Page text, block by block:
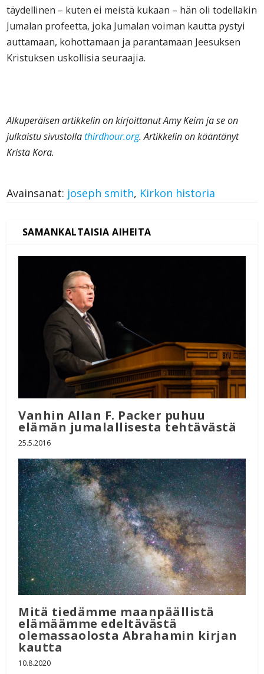
täydellinen – kuten ei meistä kukaan – hän oli todellakin
Jumalan profeetta, joka Jumalan voiman kautta pystyi
auttamaan, kohottamaan ja parantamaan Jeesuksen
Kristuksen uskollisia seuraajia.
Alkuperäisen artikkelin on kirjoittanut Amy Keim ja se on
julkaistu sivustollathirdhour.org. Artikkelin on kääntänyt
Krista Kora.
Avainsanat: joseph smith, Kirkon historia
Vanhin Allan F. Packer puhuu
elämän jumalallisesta tehtävästä
25.5.2016
Mitä tiedämme maanpäällistä
elämäämme edeltävästä
olemassaolosta Abrahamin kirjan
kautta
10.8.2020